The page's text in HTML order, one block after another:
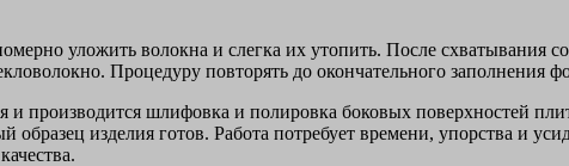
уложить волокна и слегка их утопить. После схватывания
Процедуру повторять до окончательного заполнения
и производится шлифовка и полировка боковых поверхностей
изделия готов. Работа потребует времени, упорства и